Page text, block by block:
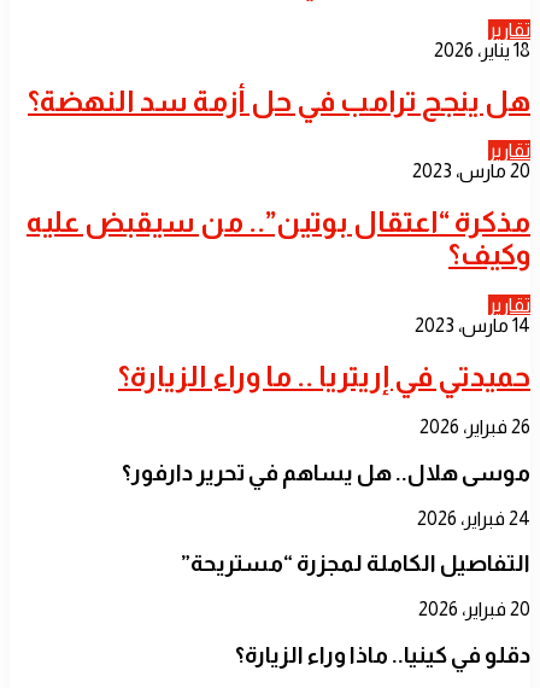
تقارير
18 يناير، 2026
هل ينجح ترامب في حل أزمة سد النهضة؟
تقارير
20 مارس، 2023
مذكرة “اعتقال بوتين”.. من سيقبض عليه
وكيف؟
تقارير
14 مارس، 2023
حميدتي في إريتريا .. ما وراء الزيارة؟
26 فبراير، 2026
موسى هلال.. هل يساهم في تحرير دارفور؟
24 فبراير، 2026
التفاصيل الكاملة لمجزرة “مستريحة”
20 فبراير، 2026
دقلو في كينيا.. ماذا وراء الزيارة؟